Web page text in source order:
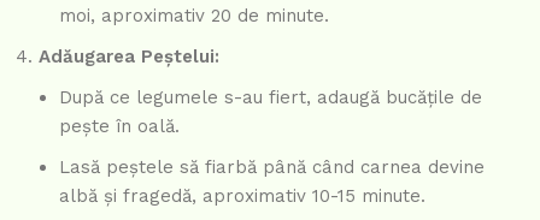
moi, aproximativ 20 de minute.
Adăugarea Peștelui:
După ce legumele s-au fiert, adaugă bucățile de
pește în oală.
Lasă peștele să fiarbă până când carnea devine
albă și fragedă, aproximativ 10-15 minute.